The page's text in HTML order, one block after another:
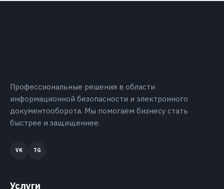
Профессиональные решения в области
информационной безопасности и электронного
документооборота. Мы помогаем бизнесу стать
быстрее и защищеннее.
Услуги